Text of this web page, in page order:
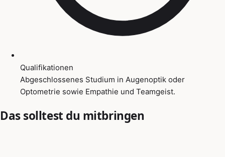
Qualifikationen
Abgeschlossenes Studium in Augenoptik oder
Optometrie sowie Empathie und Teamgeist.
Das solltest du mitbringen